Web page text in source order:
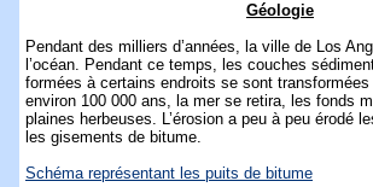
Géologie
Pendant des milliers d’années, la ville de Los
l’océan. Pendant ce temps, les couches
formées à certains endroits se sont
environ 100 000 ans, la mer se retira, les fonds
plaines herbeuses. L’érosion a peu à peu érodé
les gisements de bitume.
Schéma représentant les puits de bitume